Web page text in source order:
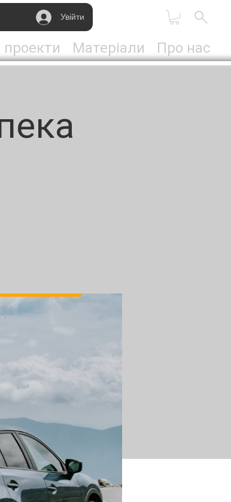
Увійти
проекти Матеріали Про нас